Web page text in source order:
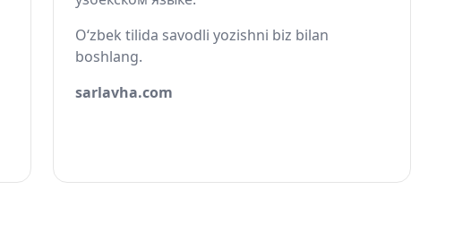
O‘zbek tilida savodli yozishni biz bilan
boshlang.
sarlavha.com